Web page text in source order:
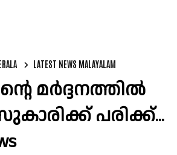
LATEST NEWS MALAYALAM
മര്‍ദ്ദനത്തില്‍
പരിക്ക്...